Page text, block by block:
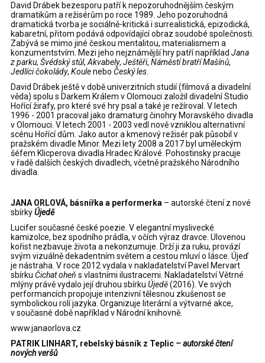
David Drábek bezesporu patří k nepozoruhodnějším českým
dramatikům a režisérům po roce 1989. Jeho pozoruhodná
dramatická tvorba je sociálně-kritická i surrealistická, epizodická,
kabaretní, přitom podává odpovídající obraz soudobé společnosti.
Zabývá se mimo jiné českou mentalitou, materialismem a
konzumentstvím. Mezi jeho nejznámější hry patří například Jana
z parku, Švédský stůl, Akvabely, Ještěři, Náměstí bratří Mašínů,
Jedlíci čokolády, Koulenebo Český les.
David Drábek ještě v době univerzitních studií (filmová a divadelní
věda) spolu s Darkem Králem v Olomouci založil divadelní Studio
Hořící žirafy, pro které své hry psal a také je režíroval. V letech
1996 - 2001 pracoval jako dramaturg činohry Moravského divadla
v Olomouci. V letech 2001 - 2003 vedl nově vzniklou alternativní
scénu Hořící dům. Jako autor a kmenový režisér pak působil v
pražském divadle Minor. Mezi lety 2008 a 2017 byl uměleckým
šéfem Klicperova divadla Hradec Králové. Pohostinsky pracuje
v řadě dalších českých divadlech, včetně pražského Národního
divadla.
JANA ORLOVÁ, básnířka a performerka – autorské čtení z nové
sbírkyÚjedě
Lucifer současné české poezie. V elegantní myslivecké
kamizolce, bez spodního prádla, v očích výraz dravce. Ulovenou
kořist nezbavuje života a nekonzumuje. Drží ji za ruku, provází
svým vizuálně dekadentním světem a cestou mluví o lásce. Újeď
je nástraha. V roce 2012 vydala v nakladatelství Pavel Mervart
sbírku Čichat oheň s vlastními ilustracemi. Nakladatelství Větrné
mlýny právě vydalo její druhou sbírku Újedě(2016). Ve svých
performancích propojuje intenzivní tělesnou zkušenost se
symbolickou rolí jazyka. Organizuje literární a výtvarné akce,
v současné době například v Národní knihovně.
www.janaorlova.cz
PATRIK LINHART, rebelský básník z Teplic – autorské čtení
nových veršů